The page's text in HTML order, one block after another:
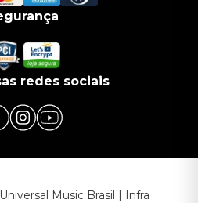
redes sociais
Music Brasil | Infra